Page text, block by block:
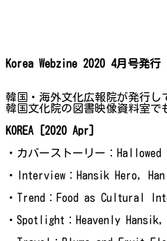
Korea Webzine 2020 4月号発行
韓国・海外文化広報院が発行し
韓国文化院の図書映像資料室で
KOREA [2020 Apr]
・カバーストーリー：
・Interview：Hansik Hero, Han
・Trend：Food as Cultural
・Spotlight：Heavenly